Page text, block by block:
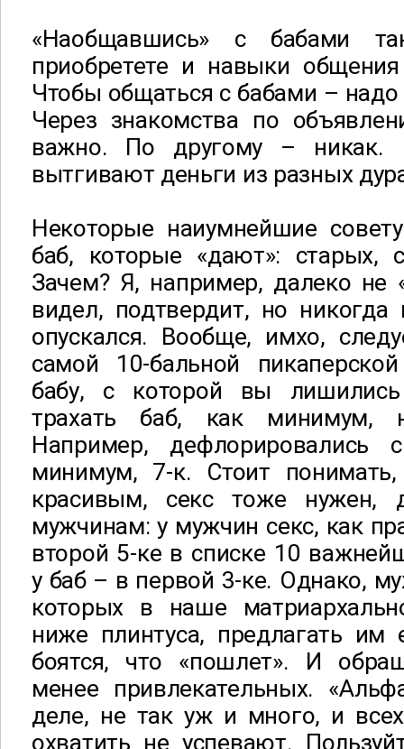
«Наобщавшись» с бабами
приобретете и навыки
Чтобы общаться с бабами –
Через знакомства по
важно. По другому – никак.
вытгивают деньги из разных
Некоторые наиумнейшие
баб, которые «дают»: старых,
Зачем? Я, например, далеко не
видел, подтвердит, но
опускался. Вообще, имхо,
самой 10-бальной
бабу, с которой вы лишились
трахать баб, как минимум,
Например, дефлорировались
минимум, 7-к. Стоит
красивым, секс тоже нужен,
мужчинам: у мужчин секс, как
второй 5-ке в списке 10
у баб – в первой 3-ке. Однако,
которых в наше
ниже плинтуса, предлагать им
боятся, что «пошлет». И
менее привлекательных.
деле, не так уж и много, и
охватить не успевают.